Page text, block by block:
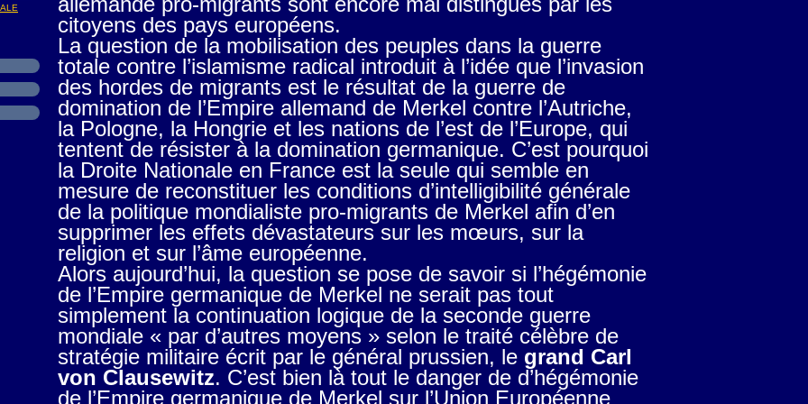
citoyens des pays européens.
La question de la mobilisation des peuples dans la guerre
totale contre l’islamisme radical introduit à l’idée que l’invasion
des hordes de migrants est le résultat de la guerre de
domination de l’Empire allemand de Merkel contre l’Autriche,
la Pologne, la Hongrie et les nations de l’est de l’Europe, qui
tentent de résister à la domination germanique. C’est pourquoi
la Droite Nationale en France est la seule qui semble en
mesure de reconstituer les conditions d’intelligibilité générale
de la politique mondialiste pro-migrants de Merkel afin d’en
supprimer les effets dévastateurs sur les mœurs, sur la
religion et sur l’âme européenne.
Alors aujourd’hui, la question se pose de savoir si l’hégémonie
de l’Empire germanique de Merkel ne serait pas tout
simplement la continuation logique de la seconde guerre
mondiale « par d’autres moyens » selon le traité célèbre de
stratégie militaire écrit par le général prussien, le grand Carl
von Clausewitz. C’est bien là tout le danger de d’hégémonie
de l’Empire germanique de Merkel sur l’Union Européenne